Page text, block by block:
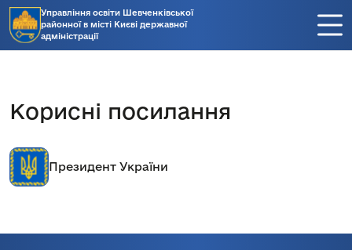
Управління освіти Шевченківської
районної в місті Києві державної
адміністрації
Корисні посилання
Президент України